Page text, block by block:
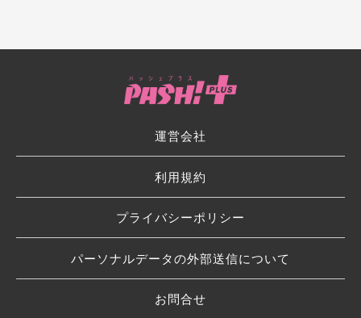
運営会社
利用規約
プライバシーポリシー
パーソナルデータの外部送信について
お問合せ